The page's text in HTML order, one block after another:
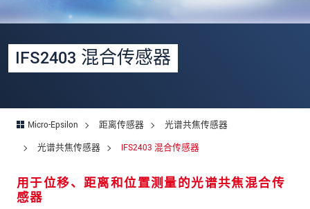
IFS2403 混合传感器
Micro-Epsilon 距离传感器
光谱共焦传感器
光谱共焦传感器
IFS2403 混合传感器
用于位移、距离和位置测量的光谱共焦混合传
感器
名*
姓*
街道
邮政编码
国家